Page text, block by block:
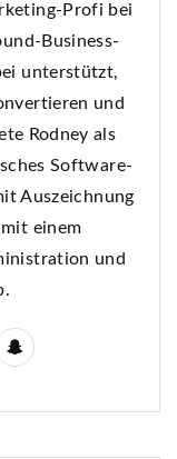
Profi bei
Business-
unterstützt,
und
Rodney als
Software-
Auszeichnung
einem
und